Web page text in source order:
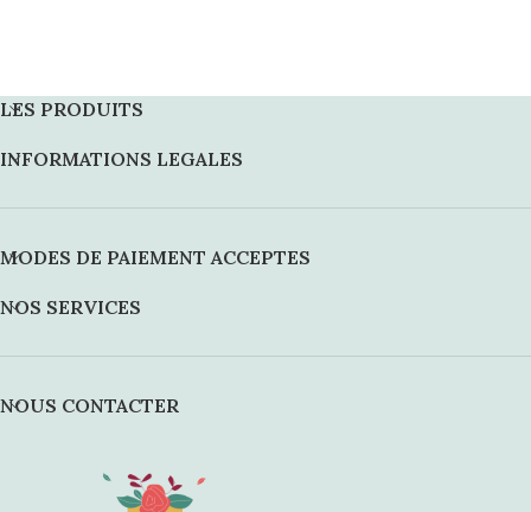
LES PRODUITS
INFORMATIONS LEGALES
MODES DE PAIEMENT ACCEPTES
NOS SERVICES
NOUS CONTACTER